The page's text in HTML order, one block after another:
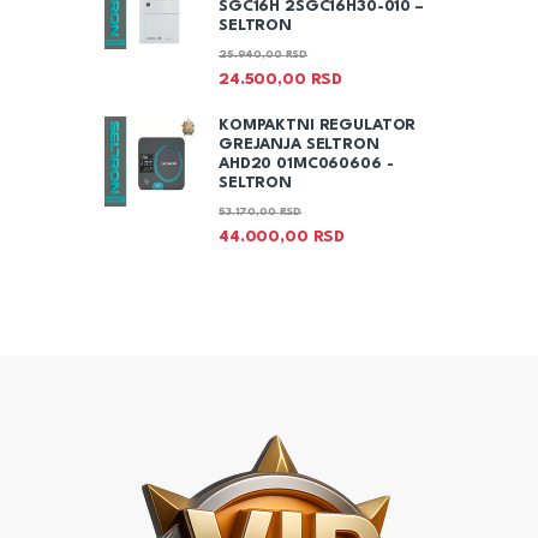
SGC16H 2SGC16H30-010 –
SELTRON
24.500,00 RSD
25.940,00RSD
KOMPAKTNI REGULATOR
GREJANJA SELTRON
AHD20 01MC060606 -
SELTRON
44.000,00 RSD
53.170,00RSD